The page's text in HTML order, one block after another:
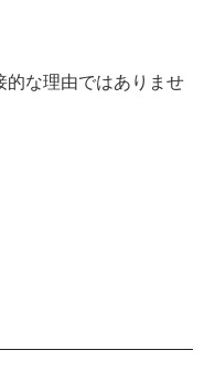
的な理由ではありませ